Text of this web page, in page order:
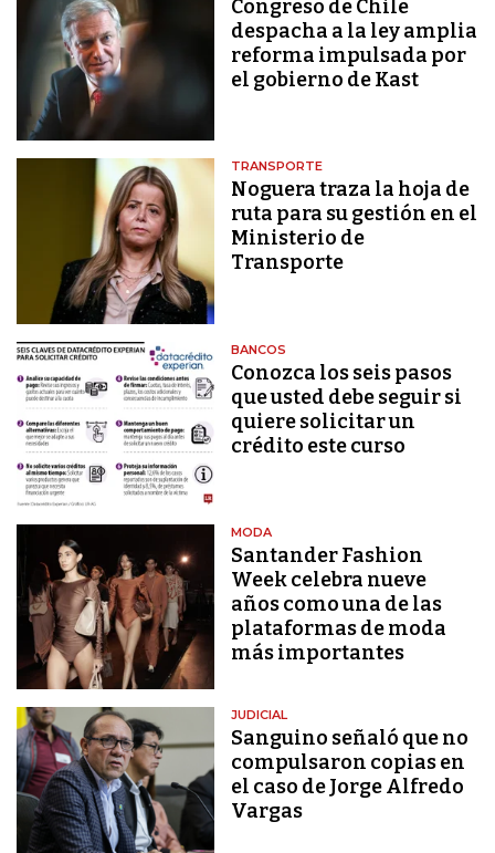
Congreso de Chile
despacha a la ley amplia
reforma impulsada por
el gobierno de Kast
TRANSPORTE
Noguera traza la hoja de
ruta para su gestión en el
Ministerio de
Transporte
BANCOS
Conozca los seis pasos
que usted debe seguir si
quiere solicitar un
crédito este curso
MODA
Santander Fashion
Week celebra nueve
años como una de las
plataformas de moda
más importantes
JUDICIAL
Sanguino señaló que no
compulsaron copias en
el caso de Jorge Alfredo
Vargas